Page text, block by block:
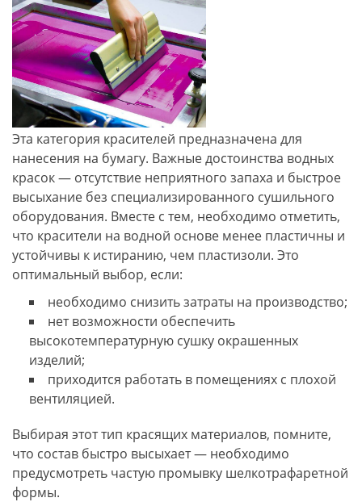
Эта категория красителей предназначена для
нанесения на бумагу. Важные достоинства водных
красок — отсутствие неприятного запаха и быстрое
высыхание без специализированного сушильного
оборудования. Вместе с тем, необходимо отметить,
что красители на водной основе менее пластичны и
устойчивы к истиранию, чем пластизоли. Это
оптимальный выбор, если:
необходимо снизить затраты на производство;
нет возможности обеспечить
высокотемпературную сушку окрашенных
изделий;
приходится работать в помещениях с плохой
вентиляцией.
Выбирая этот тип красящих материалов, помните,
что состав быстро высыхает — необходимо
предусмотреть частую промывку шелкотрафаретной
формы.